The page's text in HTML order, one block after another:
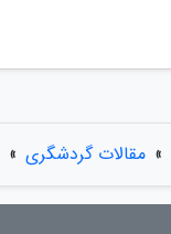
» مقالات گردشگری »